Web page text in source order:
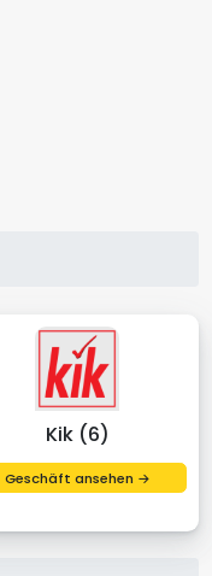
Kik (6)
Geschäft ansehen →